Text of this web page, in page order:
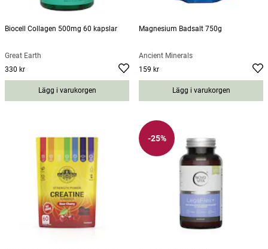
Biocell Collagen 500mg 60 kapslar
Great Earth
Pris:
330 kr
Lägg i varukorgen
Magnesium Badsalt 750g
Ancient Minerals
Pris:
159 kr
Lägg i varukorgen
-25%